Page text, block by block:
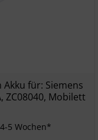
Akku für: Siemens
ZC08040, Mobilett
5 Wochen*